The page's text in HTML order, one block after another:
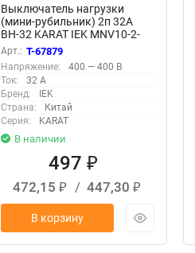
Выключатель нагрузки
(мини-рубильник) 2п 32А
ВН-32 KARAT IEK MNV10-2-
032
Арт.: T-67879
Напряжение:
400 — 400 В
Ток:
32 А
Бренд:
IEK
Страна:
Китай
Серия:
KARAT
В наличии
497 ₽
472,15 ₽ / 447,30 ₽
В корзину